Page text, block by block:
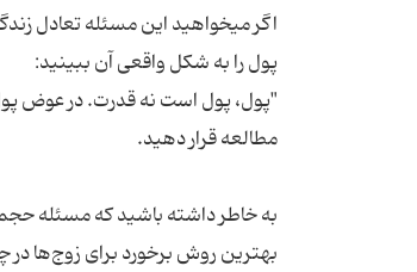
اگر میخواهید این مسئله تعادل
"پول، پول است نه قدرت. در عوض پول
بهترین روش برخورد برای زوج‌ها